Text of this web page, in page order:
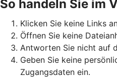
So handeln Sie im
Klicken Sie keine Links
Öffnen Sie keine
Antworten Sie nicht auf
Geben Sie keine
Zugangsdaten ein.